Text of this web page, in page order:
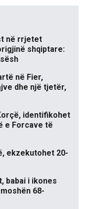
në rrjetet
shqiptare:
në Fier,
dhe një tjetër,
identifikohet
e Forcave të
ekzekutohet 20-
babai i ikones
68-